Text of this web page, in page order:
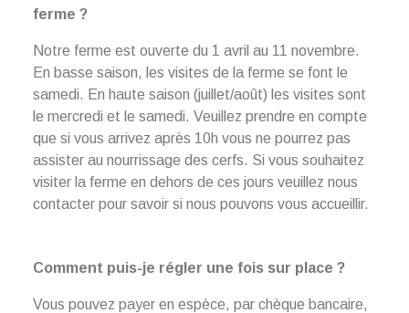
ferme ?
Notre ferme est ouverte du 1 avril au 11 novembre.
En basse saison, les visites de la ferme se font le
samedi. En haute saison (juillet/août) les visites sont
le mercredi et le samedi. Veuillez prendre en compte
que si vous arrivez après 10h vous ne pourrez pas
assister au nourrissage des cerfs. Si vous souhaitez
visiter la ferme en dehors de ces jours veuillez nous
contacter pour savoir si nous pouvons vous accueillir.
Comment puis-je régler une fois sur place ?
Vous pouvez payer en espèce, par chèque bancaire,